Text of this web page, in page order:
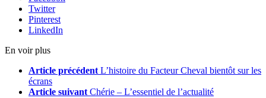
Twitter
Pinterest
LinkedIn
En voir plus
Article précédent L’histoire du Facteur Cheval bientôt sur les
écrans
Article suivant Chérie – L’essentiel de l’actualité